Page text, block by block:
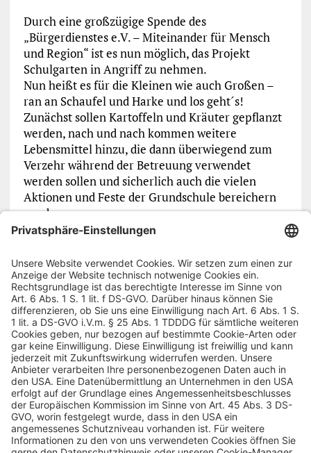
Durch eine großzügige Spende des
„Bürgerdienstes e.V. – Miteinander für Mensch
und Region“ ist es nun möglich, das Projekt
Schulgarten in Angriff zu nehmen.
Nun heißt es für die Kleinen wie auch Großen –
ran an Schaufel und Harke und los geht´s!
Zunächst sollen Kartoffeln und Kräuter gepflanzt
werden, nach und nach kommen weitere
Lebensmittel hinzu, die dann überwiegend zum
Verzehr während der Betreuung verwendet
werden sollen und sicherlich auch die vielen
Aktionen und Feste der Grundschule bereichern
werden.
Vorheriger Artikel
Nächster Artikel